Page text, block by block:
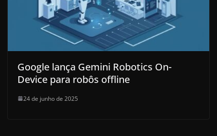
Google lança Gemini Robotics On-
Device para robôs offline
24 de junho de 2025